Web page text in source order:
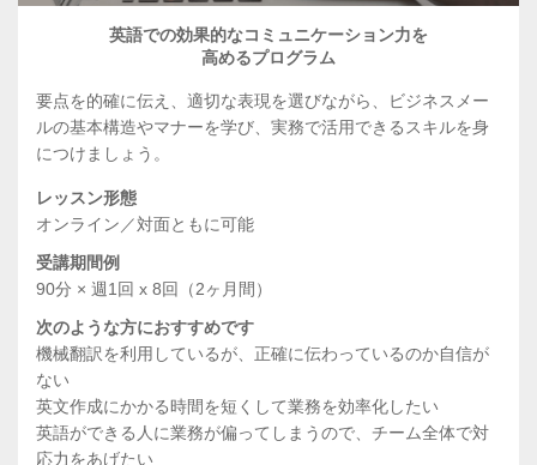
英語での効果的なコミュニケーション力を
高めるプログラム
要点を的確に伝え、適切な表現を選びながら、ビジネスメー
ルの基本構造やマナーを学び、実務で活用できるスキルを身
につけましょう。
レッスン形態
オンライン／対面ともに可能
受講期間例
90分 × 週1回 x 8回（2ヶ月間）
次のような方におすすめです
機械翻訳を利用しているが、正確に伝わっているのか自信が
ない
英文作成にかかる時間を短くして業務を効率化したい
英語ができる人に業務が偏ってしまうので、チーム全体で対
応力をあげたい